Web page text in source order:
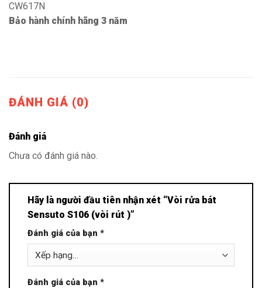
CW617N
Bảo hành chính hãng 3 năm
ĐÁNH GIÁ (0)
Đánh giá
Chưa có đánh giá nào.
Hãy là người đầu tiên nhận xét “Vòi rửa bát
Sensuto S106 (vòi rút )”
Đánh giá của bạn *
Đánh giá của bạn *